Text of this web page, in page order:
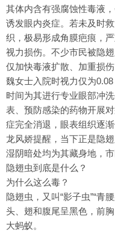
其体内含有强腐蚀性毒液
诱发眼内炎症。若未及时
织，极易形成角膜疤痕，
视力损伤。不少市民被隐
仅加快毒液扩散、加重损
魏女士入院时视力仅为
时间为其进行专业眼部冲
表、预防感染的药物开展
症完全消退，眼表组织逐
龙风娇提醒，当下正是隐
湿阴暗处均为其藏身地，市
隐翅虫到底是什么？
为什么这么毒？
隐翅虫，又叫“影子虫”“青
头、翅和腹尾呈黑色，前
大蚂蚁。